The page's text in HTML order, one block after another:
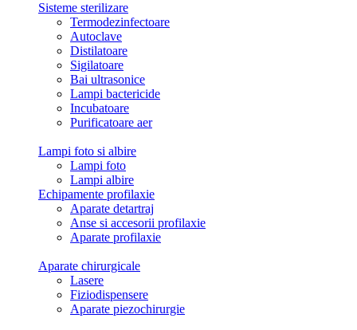
Sisteme sterilizare
Termodezinfectoare
Autoclave
Distilatoare
Sigilatoare
Bai ultrasonice
Lampi bactericide
Incubatoare
Purificatoare aer
Lampi foto si albire
Lampi foto
Lampi albire
Echipamente profilaxie
Aparate detartraj
Anse si accesorii profilaxie
Aparate profilaxie
Aparate chirurgicale
Lasere
Fiziodispensere
Aparate piezochirurgie